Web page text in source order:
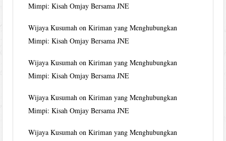
Mimpi: Kisah Omjay Bersama JNE
Wijaya Kusumah onKiriman yang Menghubungkan
Mimpi: Kisah Omjay Bersama JNE
Wijaya Kusumah onKiriman yang Menghubungkan
Mimpi: Kisah Omjay Bersama JNE
Wijaya Kusumah onKiriman yang Menghubungkan
Mimpi: Kisah Omjay Bersama JNE
Wijaya Kusumah onKiriman yang Menghubungkan